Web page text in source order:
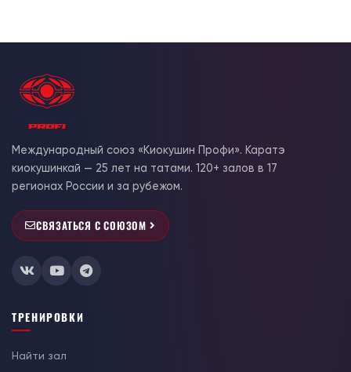
Международный союз «Киокушин Профи». Каратэ
киокушинкай — 25 лет на татами. 120+ залов в 17
регионах России и за рубежом.
СВЯЗАТЬСЯ С СОЮЗОМ
ТРЕНИРОВКИ
Найти зал